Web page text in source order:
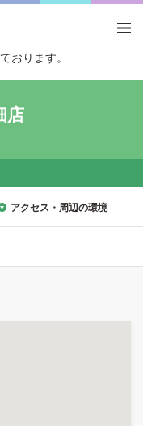
おります。
北九州市戸畑区
店
アクセス・周辺の環境